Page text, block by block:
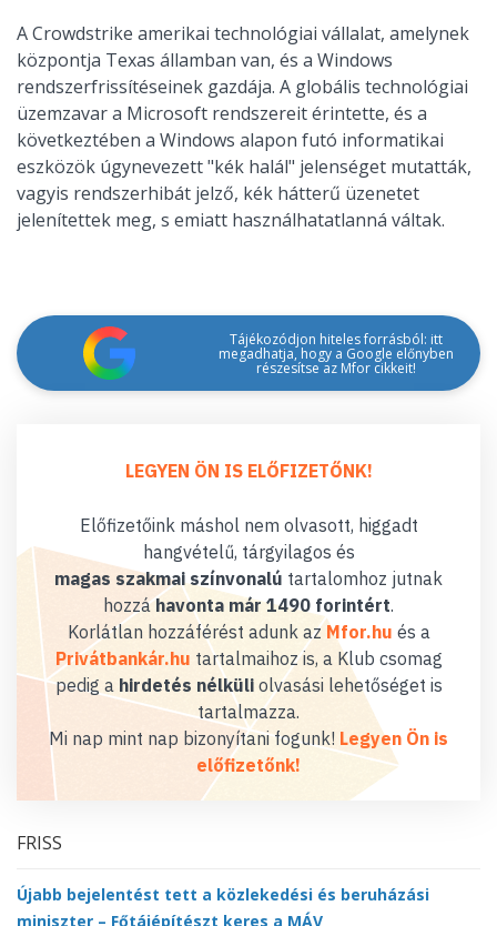
A Crowdstrike amerikai technológiai vállalat, amelynek
központja Texas államban van, és a Windows
rendszerfrissítéseinek gazdája. A globális technológiai
üzemzavar a Microsoft rendszereit érintette, és a
következtében a Windows alapon futó informatikai
eszközök úgynevezett "kék halál" jelenséget mutatták,
vagyis rendszerhibát jelző, kék hátterű üzenetet
jelenítettek meg, s emiatt használhatatlanná váltak.
Tájékozódjon hiteles forrásból: itt
megadhatja, hogy a Google előnyben
részesítse az Mfor cikkeit!
LEGYEN ÖN IS ELŐFIZETŐNK!
Előfizetőink máshol nem olvasott, higgadt
hangvételű, tárgyilagos és
magas szakmai színvonalú tartalomhoz jutnak
hozzáhavonta már 1490 forintért.
Korlátlan hozzáférést adunk az Mfor.hu és a
Privátbankár.hu tartalmaihoz is, a Klub csomag
pedig a hirdetés nélküliolvasási lehetőséget is
tartalmazza.
Mi nap mint nap bizonyítani fogunk! Legyen Ön is
előfizetőnk!
FRISS
Újabb bejelentést tett a közlekedési és beruházási
miniszter – Főtájépítészt keres a MÁV